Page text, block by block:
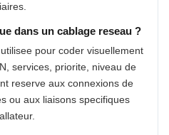
dans un cablage reseau ?
pour coder visuellement
services, priorite, niveau de
reserve aux connexions de
ou aux liaisons specifiques